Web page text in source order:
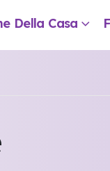
Della Casa